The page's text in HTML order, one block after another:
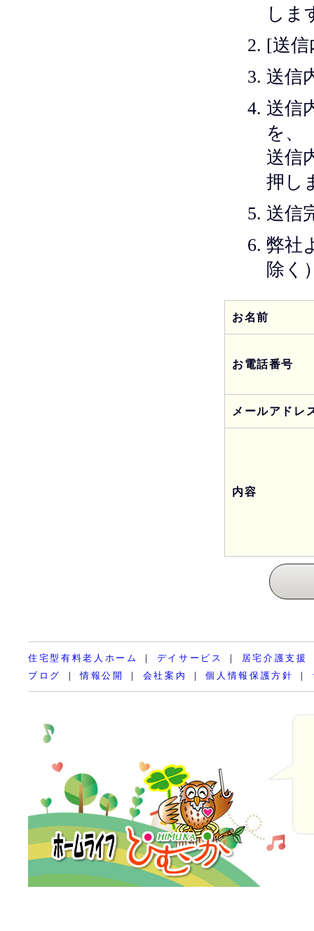
しま
[送
送信
送信
を、
送信
押し
送信
弊社
除く
お名前
お電話番号
メールアドレ
内容
住宅型有料老人ホーム ｜ デイサービス ｜ 居宅介護支援
ブログ
｜情報公開 ｜ 会社案内 ｜個人情報保護方針 ｜